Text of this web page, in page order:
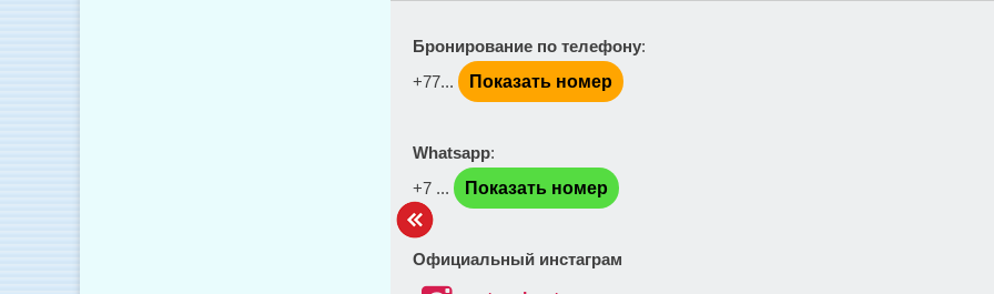
Бронирование по телефону:
+77...
Показать номер
Whatsapp:
+7 ...
Показать номер
Официальный инстаграм